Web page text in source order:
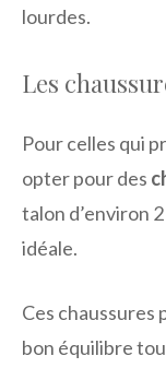
lourdes.
Les
Pour celles qui
opter pour des
talon d’environ
idéale.
Ces
bon équilibre